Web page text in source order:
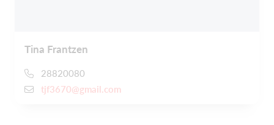
Tina Frantzen
28820080
tjf3670@gmail.com